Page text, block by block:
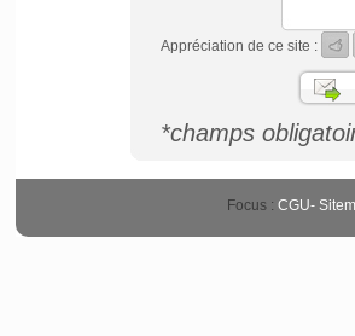
Appréciation de ce site :
*champs
Focus : CGU-